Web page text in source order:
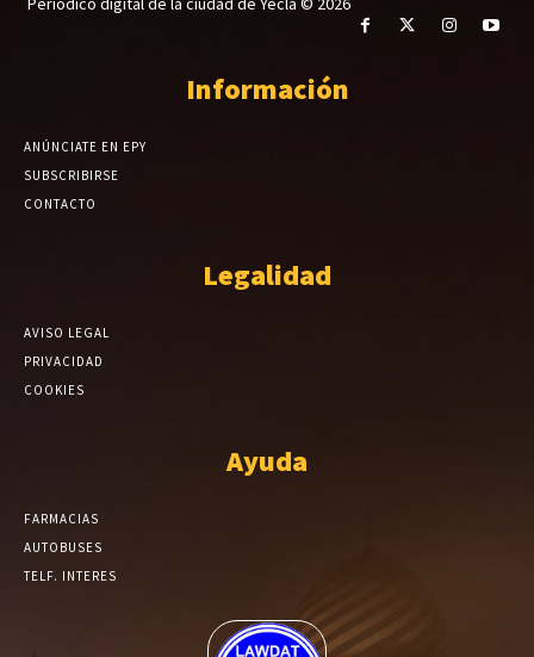
Información
ANÚNCIATE EN EPY
SUBSCRIBIRSE
CONTACTO
Legalidad
AVISO LEGAL
PRIVACIDAD
COOKIES
Ayuda
FARMACIAS
AUTOBUSES
TELF. INTERES